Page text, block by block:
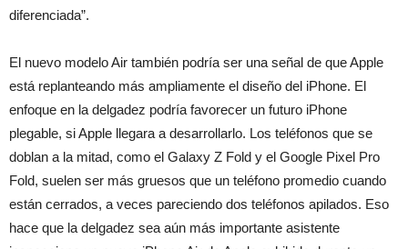
diferenciada”.
El nuevo modelo Air también podría ser una señal de que Apple
está replanteando más ampliamente el diseño del iPhone. El
enfoque en la delgadez podría favorecer un futuro iPhone
plegable, si Apple llegara a desarrollarlo. Los teléfonos que se
doblan a la mitad, como el Galaxy Z Fold y el Google Pixel Pro
Fold, suelen ser más gruesos que un teléfono promedio cuando
están cerrados, a veces pareciendo dos teléfonos apilados. Eso
hace que la delgadez sea aún más importante asistente